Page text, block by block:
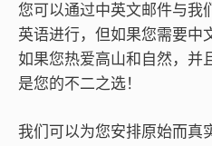
您可以通过中英文邮件与我
英语进行，但如果您需要中
如果您热爱高山和自然，并
是您的不二之选！
我们可以为您安排原始而真